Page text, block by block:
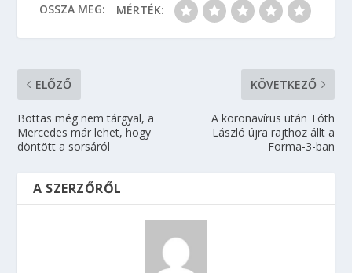
OSSZA MEG: MÉRTÉK:
ELŐZŐ
Bottas még nem tárgyal, a
Mercedes már lehet, hogy
döntött a sorsáról
KÖVETKEZŐ
A koronavírus után Tóth
László újra rajthoz állt a
Forma-3-ban
A SZERZŐRŐL